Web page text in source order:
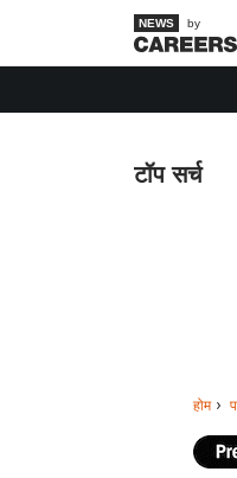
by
टॉप सर्च
होम